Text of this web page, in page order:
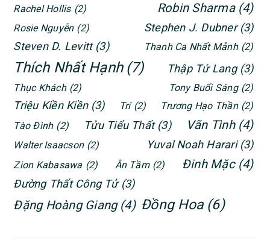
Rachel Hollis (2) Robin Sharma (4)
Rosie Nguyễn (2) Stephen J. Dubner (3)
Steven D. Levitt (3) Thanh Ca Nhất Mảnh (2)
Thích Nhất Hạnh (7) Thập Tứ Lang (3)
Thục Khách (2) Tony Buổi Sáng (2)
Triệu Kiền Kiền (3) Trí (2) Trương Hạo Thần (2)
Tào Đình (2) Tửu Tiểu Thất (3) Vãn Tình (4)
Walter Isaacson (2) Yuval Noah Harari (3)
Zion Kabasawa (2) Ân Tầm (2) Đinh Mặc (4)
Đường Thất Công Tử (3)
Đặng Hoàng Giang (4) Đồng Hoa (6)